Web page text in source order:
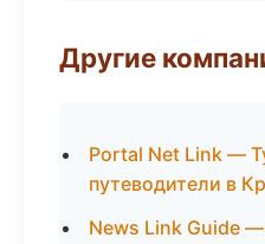
Другие
Portal Net Link —
путеводители в
News Link Guide